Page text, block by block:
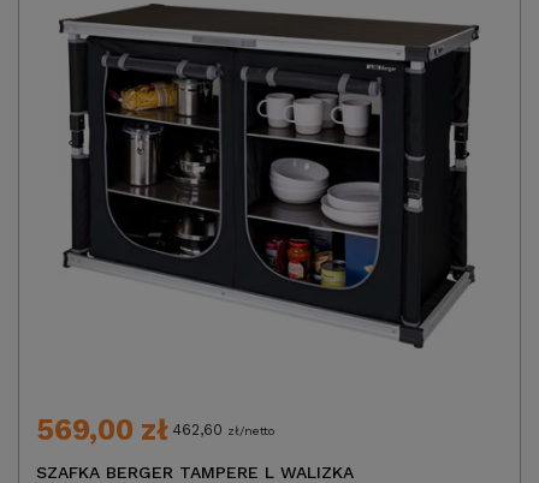
569,00 zł 462,60 zł/netto
SZAFKA BERGER TAMPERE L WALIZKA